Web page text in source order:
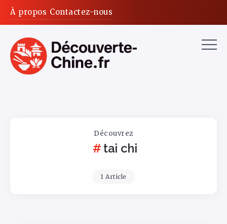
À propos Contactez-nous
Découvrez
tai chi
1 Article